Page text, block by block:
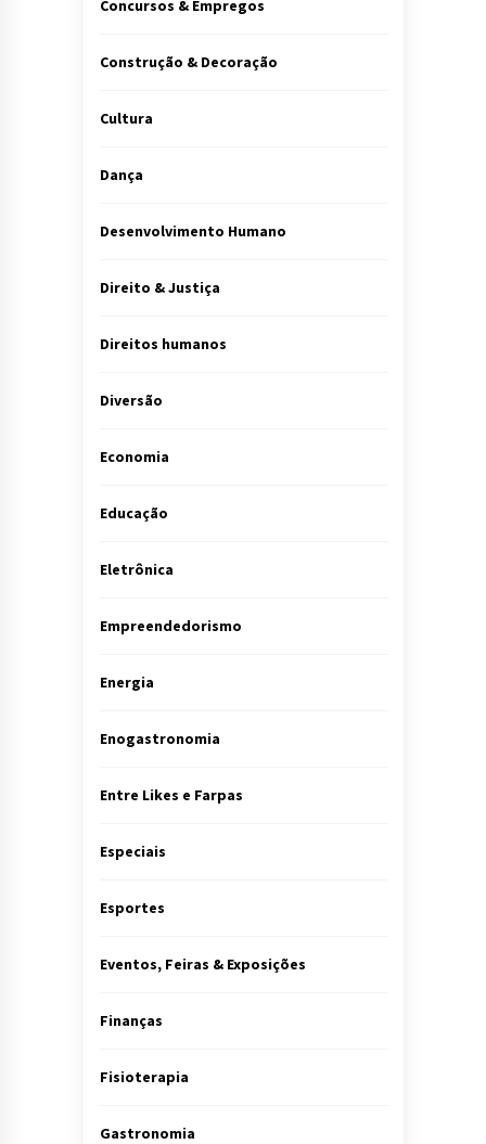
Concursos & Empregos
Construção & Decoração
Cultura
Dança
Desenvolvimento Humano
Direito & Justiça
Direitos humanos
Diversão
Economia
Educação
Eletrônica
Empreendedorismo
Energia
Enogastronomia
Entre Likes e Farpas
Especiais
Esportes
Eventos, Feiras & Exposições
Finanças
Fisioterapia
Gastronomia